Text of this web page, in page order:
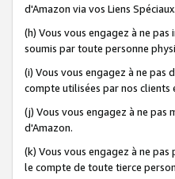
d'Amazon via vos Liens Spéciaux.
(h) Vous vous engagez à ne
soumis par toute personne
(i) Vous vous engagez à ne pas
compte utilisées par nos clients
(j) Vous vous engagez à ne
d'Amazon.
(k) Vous vous engagez à ne
le compte de toute tierce